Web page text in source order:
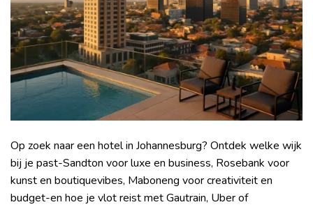
Op zoek naar een hotel in Johannesburg? Ontdek welke wijk
bij je past-Sandton voor luxe en business, Rosebank voor
kunst en boutiquevibes, Maboneng voor creativiteit en
budget-en hoe je vlot reist met Gautrain, Uber of